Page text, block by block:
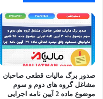
صدور برگ مالیات قطعی صاحبان
مشاغل گروه های دوم و سوم
موضوع ماده 2 آیین نامه اجرایی